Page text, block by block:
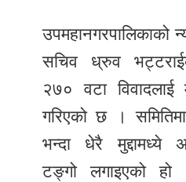
उपमहानगरपालिकाको
सचिव ध्रुव
२७० वटा विवादलाई
गरिएको छ ।
भन्दा धेरै मुद्दामध्ये
टङ्गो लगाइएको